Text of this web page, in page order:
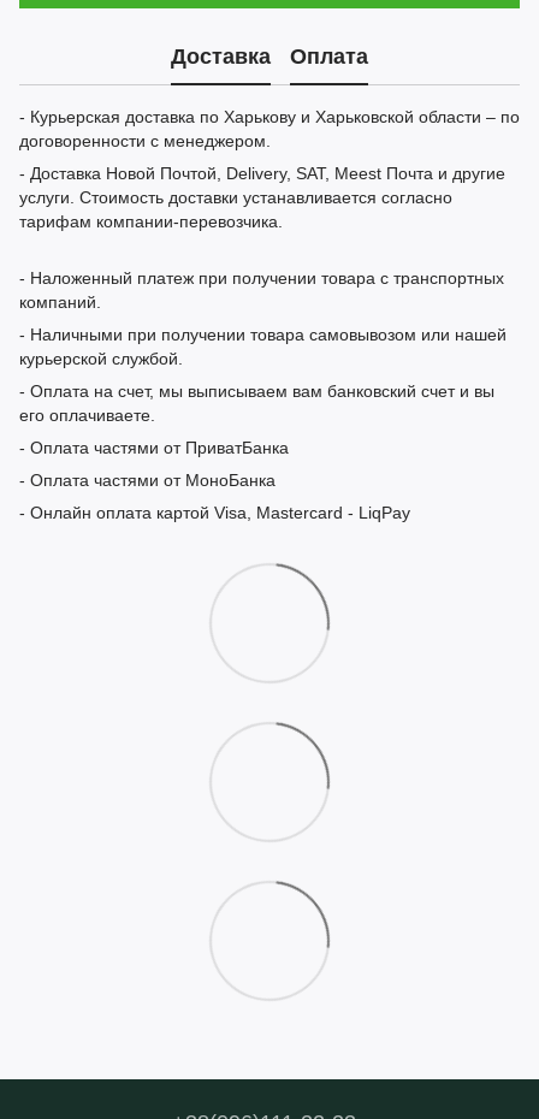
Доставка Оплата
- Курьерская доставка по Харькову и Харьковской области – по
договоренности с менеджером.
- Доставка Новой Почтой, Delivery, SAT, Meest Почта и другие
услуги. Стоимость доставки устанавливается согласно
тарифам компании-перевозчика.
- Наложенный платеж при получении товара с транспортных
компаний.
- Наличными при получении товара самовывозом или нашей
курьерской службой.
- Оплата на счет, мы выписываем вам банковский счет и вы
его оплачиваете.
- Оплата частями от ПриватБанка
- Оплата частями от МоноБанка
- Онлайн оплата картой Visa, Mastercard - LiqPay